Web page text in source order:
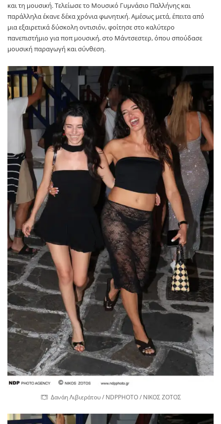
και τη μουσική. Τελείωσε το Μουσικό Γυμνάσιο Παλλήνης και
παράλληλα έκανε δέκα χρόνια φωνητική. Αμέσως μετά, έπειτα από
μια εξαιρετικά δύσκολη οντισιόν, φοίτησε στο καλύτερο
πανεπιστήμιο για ποπ μουσική, στο Μάντσεστερ, όπου σπούδασε
μουσική παραγωγή και σύνθεση.
Δανάη Λιβιεράτου / NDPPHOTO / ΝΙΚΟΣ ΖΟΤΟΣ